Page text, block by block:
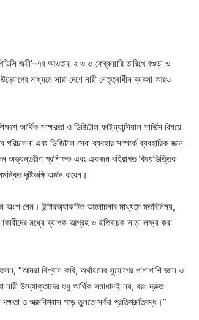
জয়ী’-এর আওতায় ২ ও ৩ ফেব্রুয়ারি তারিখে বগুড়া ও
মাধ্যমে সারা দেশে নারী নেতৃত্বাধীন ব্যবসা আরও
আর্থিক সাক্ষরতা ও ডিজিটাল ফাইন্যান্সিয়াল সার্ভিস বিষয়ে
এবং ডিজিটাল সেবা ব্যবহার সম্পর্কে ব্যবহারিক জ্ঞান
অভ্যন্তরীণ প্রশিক্ষক এবং একজন বহিরাগত বিষয়ভিত্তিক
দৃষ্টিভঙ্গি অর্জন করেন।
নেন। ইন্টারঅ্যাকটিভ আলোচনার মাধ্যমে মতবিনিময়,
মধ্যে ব্যাপক আগ্রহ ও ইতিবাচক সাড়া লক্ষ্য করা
“আমরা বিশ্বাস করি, অর্থায়নের সুযোগের পাশাপাশি জ্ঞান ও
নারী উদ্যোক্তাদের শুধু আর্থিক সমাধানই নয়, বরং দ্রুত
ও আত্মবিশ্বাস গড়ে তুলতে সর্বদা প্রতিশ্রুতিবদ্ধ।”